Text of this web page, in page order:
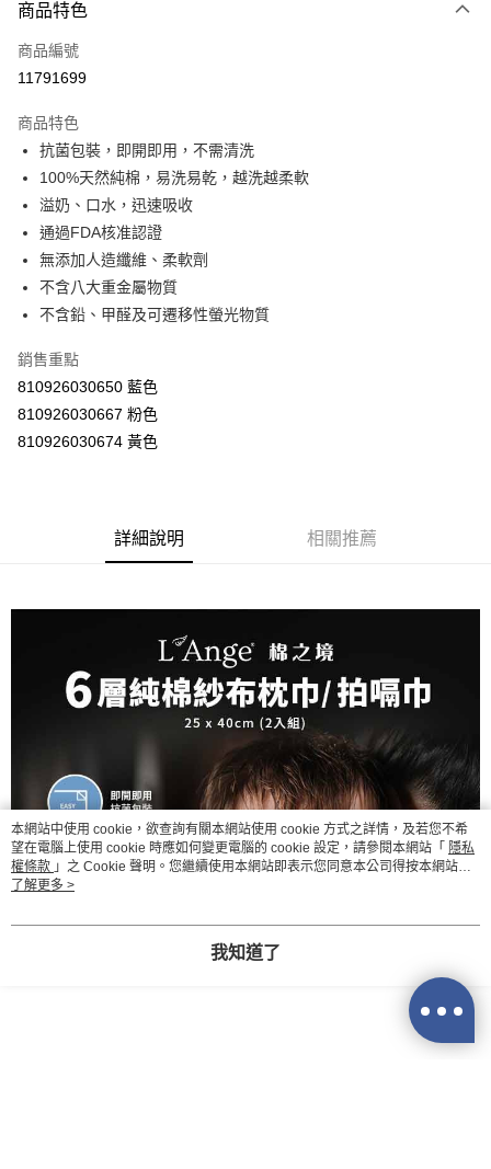
信用卡一次付款
超商取貨付款
Apple Pay
街口支付
悠遊付
Google Pay
AFTEE先享後付
【關於「AFTEE先享後付」】
AFTEE先享後付是「在收到商品之後才付款」的支付方式。 讓您購物簡單
１．簡單：不需註冊會員、不需綁卡、不需儲值。
２．便利：只要手機號碼，簡訊認證，即可結帳。
結帳頁面，進行簡訊認證並確認金額後，即可完成結帳。
購買商品的店家。未經商家同意取消之訂單仍視為有效，需透過AFTEE先享
※ 交易是否成功請以「AFTEE先享後付 」之結帳頁面顯示為準，若有關於
是否繳費成功／繳費後需取消欲退款等相關疑問，請聯繫「AFTEE先享後付
客戶支援中心」
https://netprotections.freshdesk.com/support/home
１．透過由恩沛科技股份有限公司提供之「AFTEE先享後付」服務完成之交
易，需依本服務之必要範圍內提供個人資料，並將交易相關給付款項請求債
權轉讓予恩沛科技股份有限公司。
２．關於個人資料處理事宜，請瀏覽以下網址：
https://aftee.tw/terms/#terms3
３．未成年的使用者請事先徵得法定代理人或監護人之同意方可使用
「AFTEE先享後付」，若未經同意申辦者引起之損失，本公司不負相關責
４．使用「AFTEE先享後付」時，將依據個別帳號之用戶狀況，依本公司即
時審查核予不同之上限額度；若仍有額度不足之情形，本公司將視審查結果
５．嚴禁一人註冊多個帳號或使用他人資訊註冊。若發現惡意使用之情形，
恩沛科技股份有限公司將有權停止該用戶之使用額度並採取法律行動。
付款後全家取貨
每筆NT$60，滿NT$590(含以上)免運費
每筆NT$60，滿NT$590(含以上)免運費
付款後7-11取貨
每筆NT$60，滿NT$590(含以上)免運費
每筆NT$100，滿NT$590(含以上)免運費
離島宅配
每筆NT$150，滿NT$890(含以上)免運費
商品特色
商品編號
11791699
商品特色
抗菌包裝，即開即用，不需清洗
100%天然純棉，易洗易乾，越洗越柔軟
溢奶、口水，迅速吸收
通過FDA核准認證
無添加人造纖維、柔軟劑
不含八大重金屬物質
不含鉛、甲醛及可遷移性螢光物質
銷售重點
810926030650 藍色
810926030667 粉色
810926030674 黃色
詳細說明 相關推薦
本網站中使用 cookie，欲查詢有關本網站使用 cookie 方式之詳情，及若您不希
望在電腦上使用 cookie 時應如何變更電腦的 cookie 設定，請參閱本網站「 隱私
權條款 」之 Cookie 聲明。您繼續使用本網站即表示您同意本公司得按本網站使
用條款之 Cookie 聲明使用 cookie。
了解更多 >
我知道了